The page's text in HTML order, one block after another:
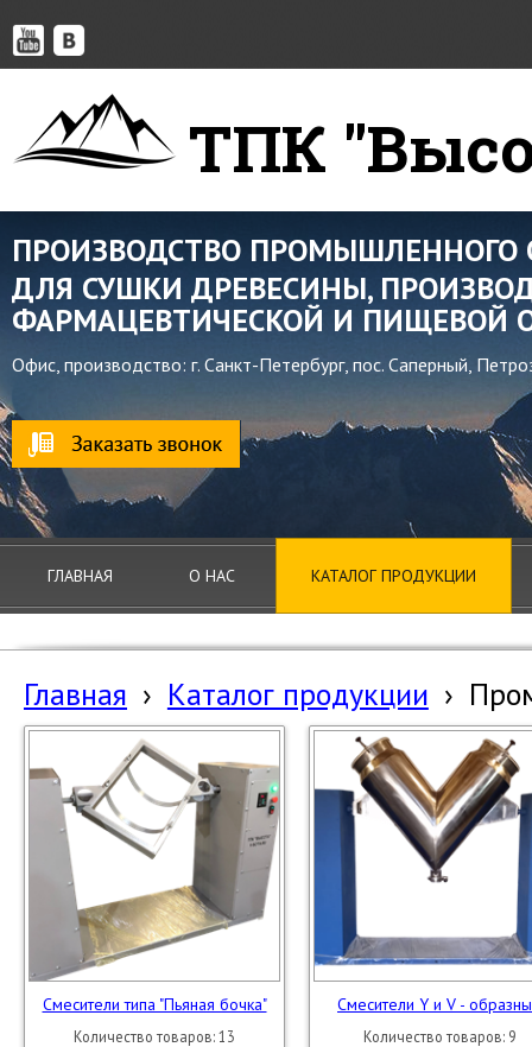
ТПК
ПРОИЗВОДСТВО ПРОМЫШЛЕННОГО
Офис, производство: г. Санкт-Петербург, пос. Саперный,
ДЛЯ СУШКИ ДРЕВЕСИНЫ,
ФАРМАЦЕВТИЧЕСКОЙ И ПИЩЕВОЙ
ГЛАВНАЯ О НАС КАТАЛОГ ПРОДУКЦИИ
Главная › Каталог продукции ›
Смесители типа "Пьяная бочка"
Количество товаров: 13
Смесители Y и V -
Количество товаров: 9